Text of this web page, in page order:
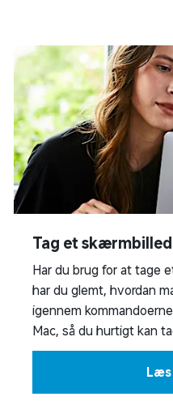
Tag et
Har du brug for at tage
har du glemt, hvordan
igennem
Mac, så du hurtigt kan
Læs